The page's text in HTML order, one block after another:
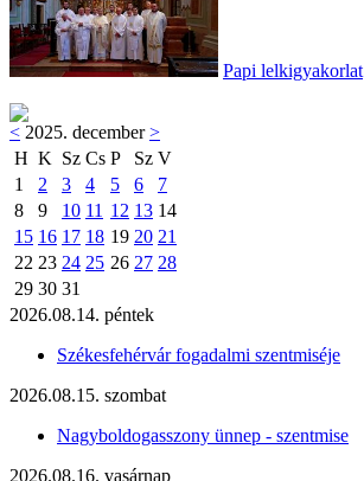
Papi lelkigyakorlat
< 2025. december>
H K Sz Cs P Sz V
1
2 3 4 5 6
7
8
9 10 11 12 13 14
15 16 17 18 19 20 21
22 23 24 25 26 27 28
29 30 31
2026.08.14. péntek
Székesfehérvár fogadalmi szentmiséje
2026.08.15. szombat
Nagyboldogasszony ünnep - szentmise
2026.08.16. vasárnap